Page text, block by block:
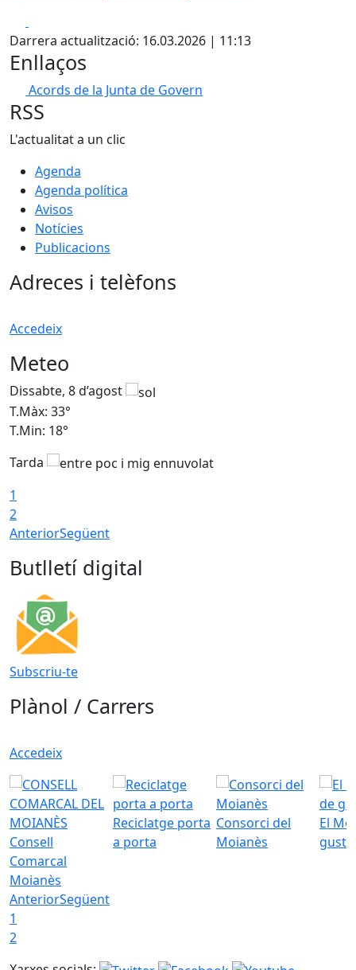
Darrera actualització: 16.03.2026 | 11:13
Enllaços
Acords de la Junta de Govern
RSS
L'actualitat a un clic
Agenda
Agenda política
Avisos
Notícies
Publicacions
Adreces i telèfons
Accedeix
Meteo
Dissabte, 8 d’agost
T.Màx: 33°
T.Min: 18°
Tarda
1
2
AnteriorSegüent
Butlletí digital
Subscriu-te
Plànol / Carrers
Accedeix
Consell
Comarcal
Moianès
Reciclatge porta
a porta
Consorci del
Moianès
El
gust
AnteriorSegüent
1
2